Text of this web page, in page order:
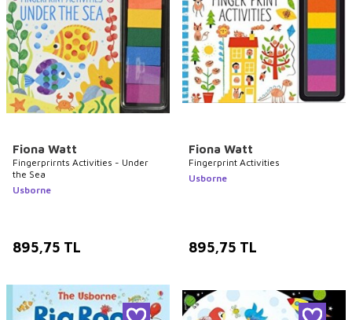
Fiona Watt
Fingerprirnts Activities - Under
the Sea
Usborne
895,75 TL
Fiona Watt
Fingerprint Activities
Usborne
895,75 TL